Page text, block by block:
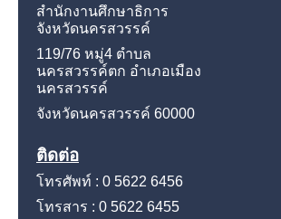
สำนักงานศึกษาธิการ
จังหวัดนครสวรรค์
119/76 หมู่4 ตำบล
นครสวรรค์ตก อำเภอเมือง
นครสวรรค์
จังหวัดนครสวรรค์ 60000
ติดต่อ
โทรศัพท์ : 0 5622 6456
โทรสาร : 0 5622 6455